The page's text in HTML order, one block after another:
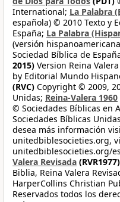
International; La Palabra
española) © 2010 Texto y
España; La Palabra
(versión
Sociedad Bíblica de
2015) Version Reina
by Editorial Mundo
(RVC) Copyright © 2009,
Unidas; Reina-Valera 1960
© Sociedades Bíblicas en
Sociedades Bíblicas
desea más información
unitedbiblesocieties.org,
unitedbiblesocieties.org/
Valera Revisada (RVR1977)
Biblia, Reina Valera
HarperCollins Christian
Reservados todos los